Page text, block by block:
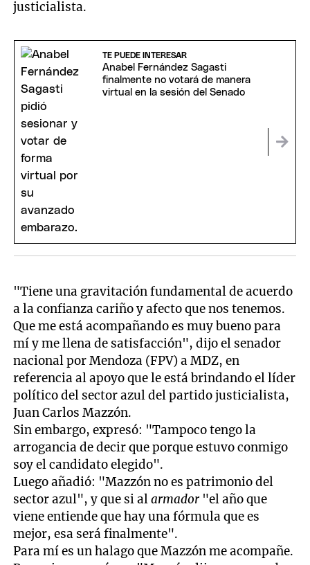
justicialista.
TE PUEDE INTERESAR
Anabel Fernández Sagasti
finalmente no votará de manera
virtual en la sesión del Senado
"Tiene una gravitación fundamental de acuerdo
a la confianza cariño y afecto que nos tenemos.
Que me está acompañando es muy bueno para
mí y me llena de satisfacción", dijo el senador
nacional por Mendoza (FPV) a MDZ, en
referencia al apoyo que le está brindando el líder
político del sector azul del partido justicialista,
Juan Carlos Mazzón.
Sin embargo, expresó: "Tampoco tengo la
arrogancia de decir que porque estuvo conmigo
soy el candidato elegido".
Luego añadió: "Mazzón no es patrimonio del
sector azul", y que si alarmador"el año que
viene entiende que hay una fórmula que es
mejor, esa será finalmente".
Para mí es un halago que Mazzón me acompañe.